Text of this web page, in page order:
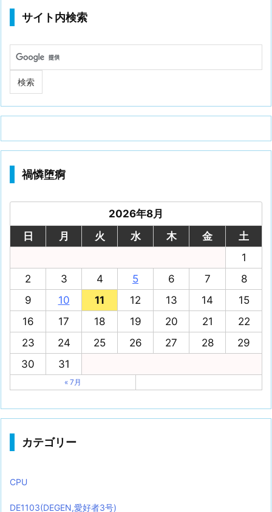
サイト内検索
禍憐堕痾
2026年8月
日
月 火 水 木 金
土
1
2
3 4 5 6 7
8
9
10 11 12 13 14
15
16
17 18 19 20 21
22
23
24 25 26 27 28
29
30
31
« 7月
カテゴリー
CPU
DE1103(DEGEN,愛好者3号)